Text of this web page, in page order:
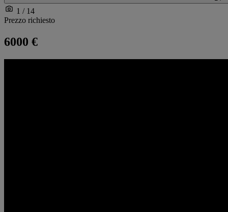
1 / 14
Prezzo richiesto
6000 €